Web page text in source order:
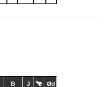
B J Ød